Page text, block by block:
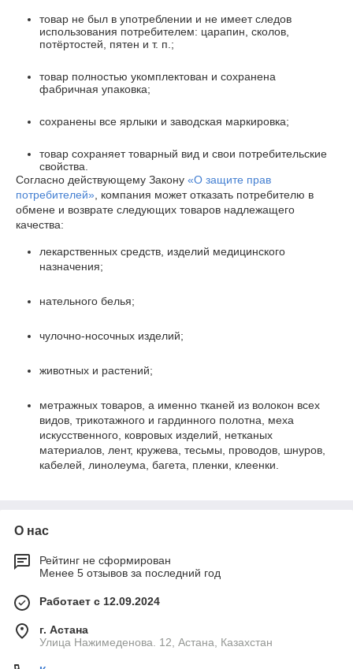
товар не был в употреблении и не имеет следов
использования потребителем: царапин, сколов,
потёртостей, пятен и т. п.;
товар полностью укомплектован и сохранена
фабричная упаковка;
сохранены все ярлыки и заводская маркировка;
товар сохраняет товарный вид и свои потребительские
свойства.
Согласно действующему Закону «О защите прав
потребителей» , компания может отказать потребителю в
обмене и возврате следующих товаров надлежащего
качества:
лекарственных средств, изделий медицинского
назначения;
нательного белья;
чулочно-носочных изделий;
животных и растений;
метражных товаров, а именно тканей из волокон всех
видов, трикотажного и гардинного полотна, меха
искусственного, ковровых изделий, нетканых
материалов, лент, кружева, тесьмы, проводов, шнуров,
кабелей, линолеума, багета, пленки, клеенки.
О нас
Рейтинг не сформирован
Менее 5 отзывов за последний год
Работает с 12.09.2024
г. Астана
Улица Нажимеденова. 12, Астана, Казахстан